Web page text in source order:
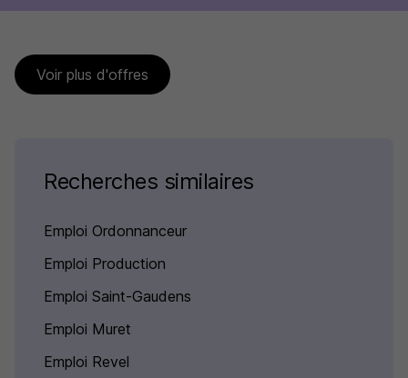
Voir plus d'offres
Recherches similaires
Emploi Ordonnanceur
Emploi Production
Emploi Saint-Gaudens
Emploi Muret
Emploi Revel